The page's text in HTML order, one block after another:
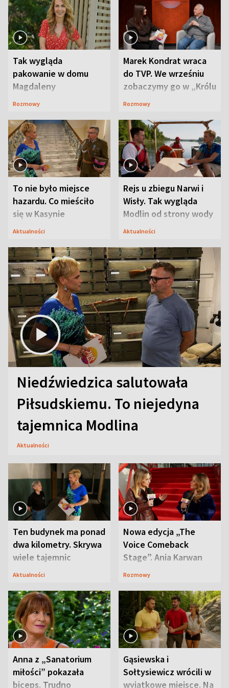
Tak wygląda
pakowanie w domu
Magdaleny
Waligórskiej-Lisieckiej.
Rozmowy
Marek Kondrat wraca
do TVP. We wrześniu
zobaczymy go w „Królu
Maciusiu I”
Rozmowy
To nie było miejsce
hazardu. Co mieściło
się w Kasynie
Oficerskim?
Aktualności
Rejs u zbiegu Narwi i
Wisły. Tak wygląda
Modlin od strony wody
Aktualności
Niedźwiedzica salutowała
Piłsudskiemu. To niejedyna
tajemnica Modlina
Aktualności
Ten budynek ma ponad
dwa kilometry. Skrywa
wiele tajemnic
Aktualności
Nowa edycja „The
Voice Comeback
Stage”. Ania Karwan
zapowiada
Rozmowy
Anna z „Sanatorium
miłości” pokazała
biceps. Trudno
Gąsiewska i
Sołtysiewicz wrócili w
wyjątkowe miejsce. Na